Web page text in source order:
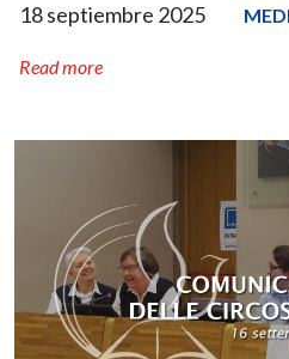
18 septiembre 2025
Read more